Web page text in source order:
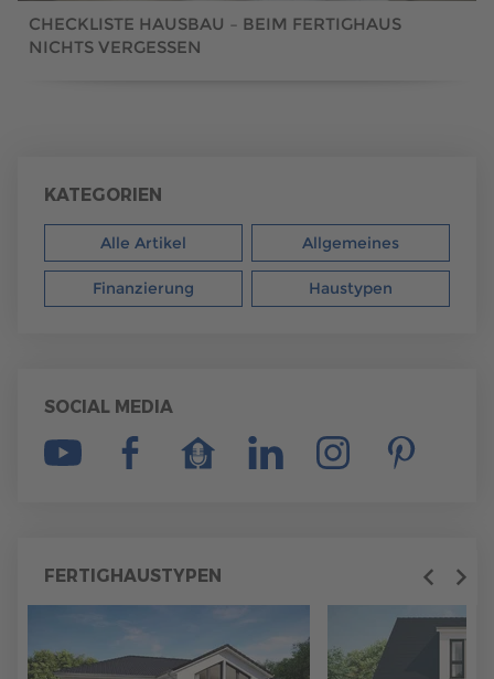
CHECKLISTE HAUSBAU – BEIM FERTIGHAUS
NICHTS VERGESSEN
KATEGORIEN
Alle Artikel Allgemeines
Finanzierung Haustypen
SOCIAL MEDIA
FERTIGHAUSTYPEN Previous